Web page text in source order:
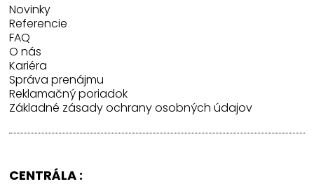
Novinky
Referencie
FAQ
O nás
Kariéra
Správa prenájmu
Reklamačný poriadok
Základné zásady ochrany osobných údajov
CENTRÁLA :